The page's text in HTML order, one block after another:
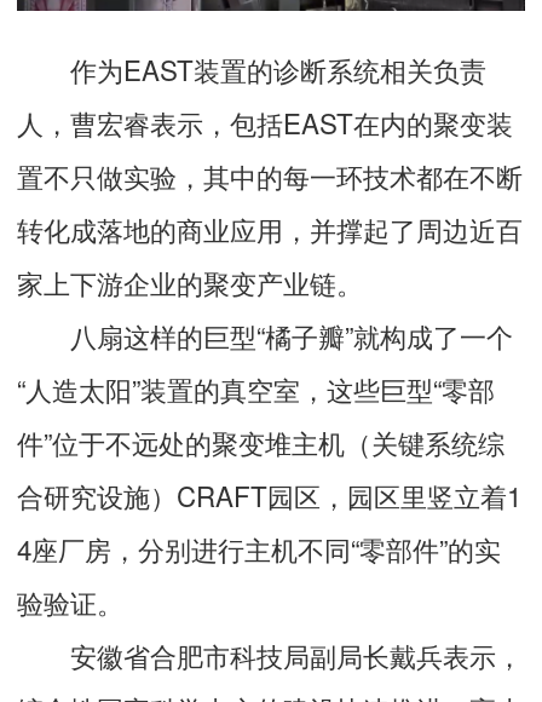
作为EAST装置的诊断系统相关负责
人，曹宏睿表示，包括EAST在内的聚变装
置不只做实验，其中的每一环技术都在不断
转化成落地的商业应用，并撑起了周边近百
家上下游企业的聚变产业链。
八扇这样的巨型“橘子瓣”就构成了一个
“人造太阳”装置的真空室，这些巨型“零部
件”位于不远处的聚变堆主机（关键系统综
合研究设施）CRAFT园区，园区里竖立着1
4座厂房，分别进行主机不同“零部件”的实
验验证。
安徽省合肥市科技局副局长戴兵表示，